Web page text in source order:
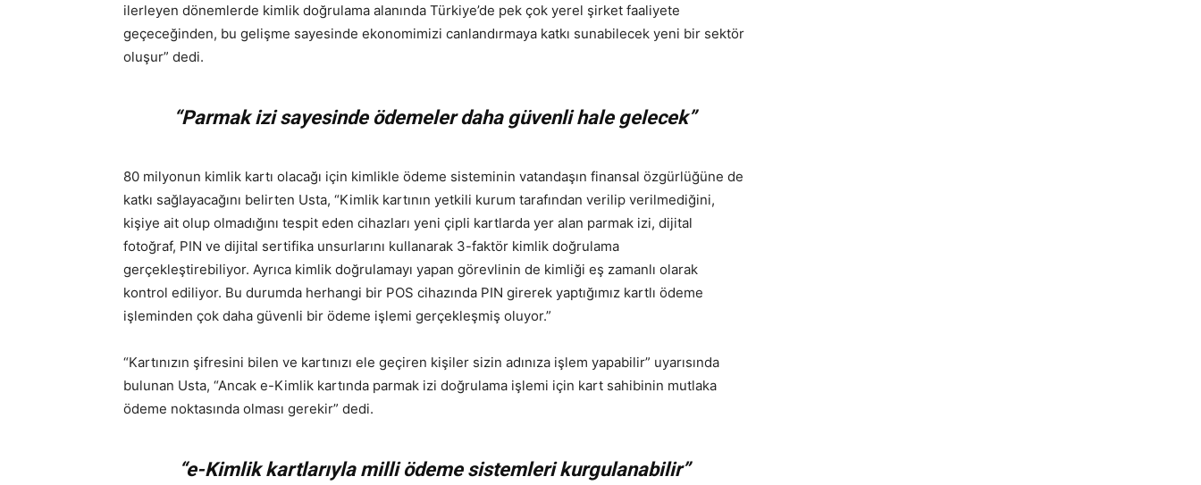
ilerleyen dönemlerde kimlik doğrulama alanında Türkiye’de pek çok yerel şirket faaliyete
geçeceğinden, bu gelişme sayesinde ekonomimizi canlandırmaya katkı sunabilecek yeni bir sektör
oluşur” dedi.
“Parmak izi sayesinde ödemeler daha güvenli hale gelecek”
80 milyonun kimlik kartı olacağı için kimlikle ödeme sisteminin vatandaşın finansal özgürlüğüne de
katkı sağlayacağını belirten Usta, “Kimlik kartının yetkili kurum tarafından verilip verilmediğini,
kişiye ait olup olmadığını tespit eden cihazları yeni çipli kartlarda yer alan parmak izi, dijital
fotoğraf, PIN ve dijital sertifika unsurlarını kullanarak 3-faktör kimlik doğrulama
gerçekleştirebiliyor. Ayrıca kimlik doğrulamayı yapan görevlinin de kimliği eş zamanlı olarak
kontrol ediliyor. Bu durumda herhangi bir POS cihazında PIN girerek yaptığımız kartlı ödeme
işleminden çok daha güvenli bir ödeme işlemi gerçekleşmiş oluyor.”
“Kartınızın şifresini bilen ve kartınızı ele geçiren kişiler sizin adınıza işlem yapabilir” uyarısında
bulunan Usta, “Ancak e-Kimlik kartında parmak izi doğrulama işlemi için kart sahibinin mutlaka
ödeme noktasında olması gerekir” dedi.
“e-Kimlik kartlarıyla milli ödeme sistemleri kurgulanabilir”